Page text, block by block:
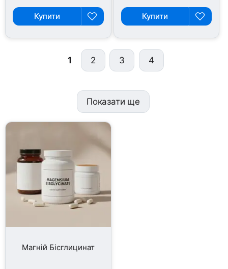
Купити Купити
1 2 3 4
Показати ще
Магній Бісглицинат